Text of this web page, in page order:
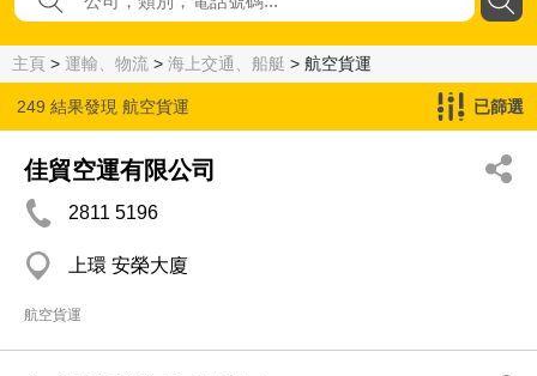
主頁 > 運輸、物流 > 海上交通、船艇 > 航空貨運
249 結果發現 航空貨運 已篩選
佳貿空運有限公司
2811 5196
上環 安榮大廈
航空貨運